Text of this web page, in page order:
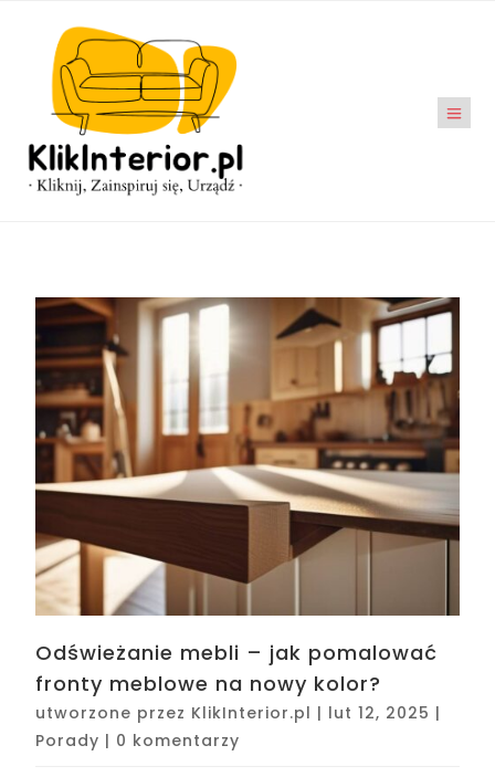
Odświeżanie mebli – jak pomalować
fronty meblowe na nowy kolor?
utworzone przez KlikInterior.pl | lut 12, 2025 |
Porady | 0 komentarzy